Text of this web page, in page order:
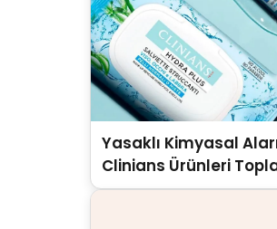
Yasaklı Kimyasal
Clinians Ürünleri